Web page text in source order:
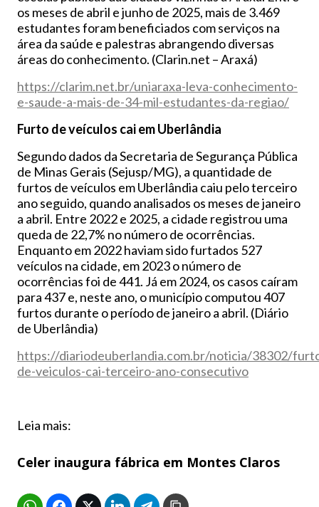
os meses de abril e junho de 2025, mais de 3.469
estudantes foram beneficiados com serviços na
área da saúde e palestras abrangendo diversas
áreas do conhecimento. (Clarin.net – Araxá)
https://clarim.net.br/uniaraxa-leva-conhecimento-
e-saude-a-mais-de-34-mil-estudantes-da-regiao/
Furto de veículos cai em Uberlândia
Segundo dados da Secretaria de Segurança Pública
de Minas Gerais (Sejusp/MG), a quantidade de
furtos de veículos em Uberlândia caiu pelo terceiro
ano seguido, quando analisados os meses de janeiro
a abril. Entre 2022 e 2025, a cidade registrou uma
queda de 22,7% no número de ocorrências.
Enquanto em 2022 haviam sido furtados 527
veículos na cidade, em 2023 o número de
ocorrências foi de 441. Já em 2024, os casos caíram
para 437 e, neste ano, o município computou 407
furtos durante o período de janeiro a abril. (Diário
de Uberlândia)
https://diariodeuberlandia.com.br/noticia/38302/
de-veiculos-cai-terceiro-ano-consecutivo
Leia mais:
Celer inaugura fábrica em Montes Claros